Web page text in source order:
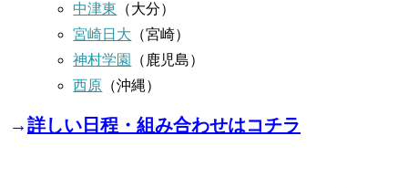
中津東 （大分）
宮崎日大 （宮崎）
神村学園
（鹿児島）
西原 （沖縄）
→詳しい日程・組み合わせはコチラ